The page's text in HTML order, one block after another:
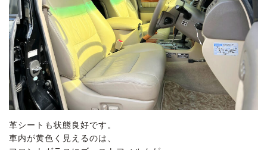
革シートも状態良好です。
車内が黄色く見えるのは、